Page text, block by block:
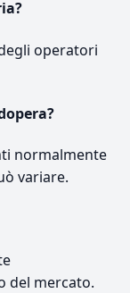
operatori
normalmente
variare.
del mercato.